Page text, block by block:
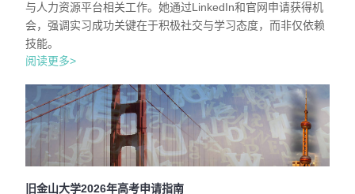
与人力资源平台相关工作。她通过LinkedIn和官网申请获得机
会，强调实习成功关键在于积极社交与学习态度，而非仅依赖
技能。
阅读更多>
旧金山大学2026年高考申请指南